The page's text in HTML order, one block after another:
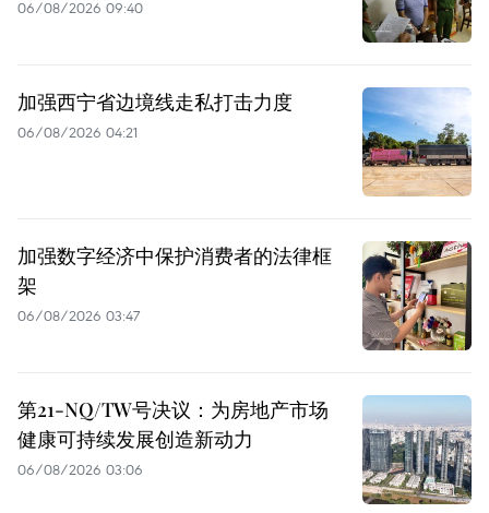
06/08/2026 09:40
加强西宁省边境线走私打击力度
06/08/2026 04:21
加强数字经济中保护消费者的法律框
架
06/08/2026 03:47
第21-NQ/TW号决议：为房地产市场
健康可持续发展创造新动力
06/08/2026 03:06